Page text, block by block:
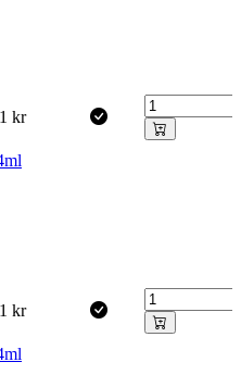
kr
kr